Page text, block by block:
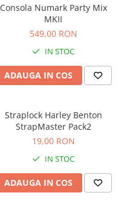
Consola Numark Party Mix
MKII
549,00 RON
IN STOC
ADAUGA IN COS
Straplock Harley Benton
StrapMaster Pack2
19,00 RON
IN STOC
ADAUGA IN COS